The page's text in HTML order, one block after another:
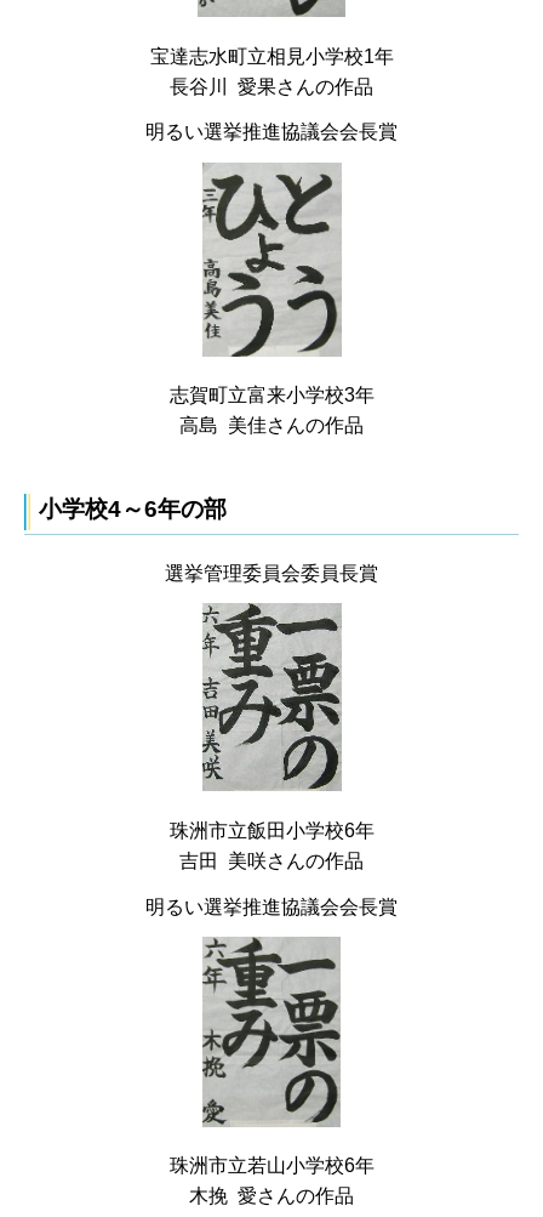
宝達志水町立相見小学校1年
長谷川 愛果さんの作品
明るい選挙推進協議会会長賞
志賀町立富来小学校3年
高島 美佳さんの作品
小学校4～6年の部
選挙管理委員会委員長賞
珠洲市立飯田小学校6年
吉田 美咲さんの作品
明るい選挙推進協議会会長賞
珠洲市立若山小学校6年
木挽 愛さんの作品